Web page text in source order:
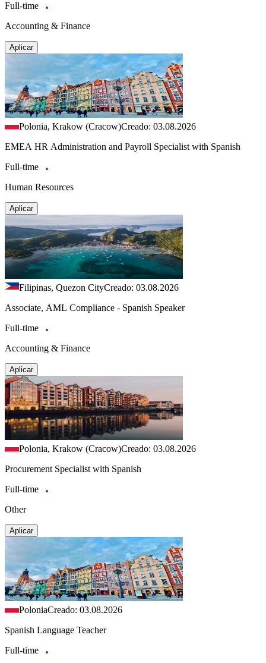
Full-time
Accounting & Finance
Aplicar
Polonia, Krakow (Cracow)Creado: 03.08.2026
EMEA HR Administration and Payroll Specialist with Spanish
Full-time
Human Resources
Aplicar
Filipinas, Quezon CityCreado: 03.08.2026
Associate, AML Compliance - Spanish Speaker
Full-time
Accounting & Finance
Aplicar
Polonia, Krakow (Cracow)Creado: 03.08.2026
Procurement Specialist with Spanish
Full-time
Other
Aplicar
PoloniaCreado: 03.08.2026
Spanish Language Teacher
Full-time